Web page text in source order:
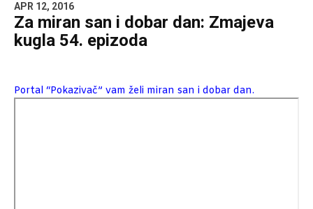
APR 12, 2016
Za miran san i dobar dan: Zmajeva
kugla 54. epizoda
Portal “Pokazivač” vam želi miran san i dobar dan.